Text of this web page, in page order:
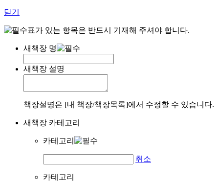
닫기
표가 있는 항목은 반드시 기재해 주셔야 합니다.
새책장 명
새책장 설명
책장설명은 [내 책장/책장목록]에서 수정할 수 있습니다.
새책장 카테고리
카테고리
취소
카테고리